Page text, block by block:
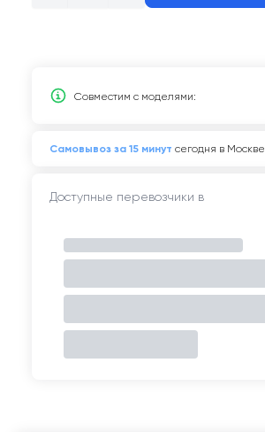
Совместим c моделями:
Самовывоз за 15 минут сегодня в Москве
Доступные перевозчики в